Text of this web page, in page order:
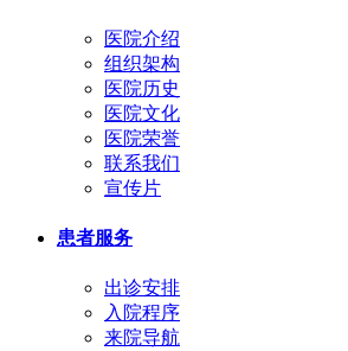
医院介绍
组织架构
医院历史
医院文化
医院荣誉
联系我们
宣传片
患者服务
出诊安排
入院程序
来院导航